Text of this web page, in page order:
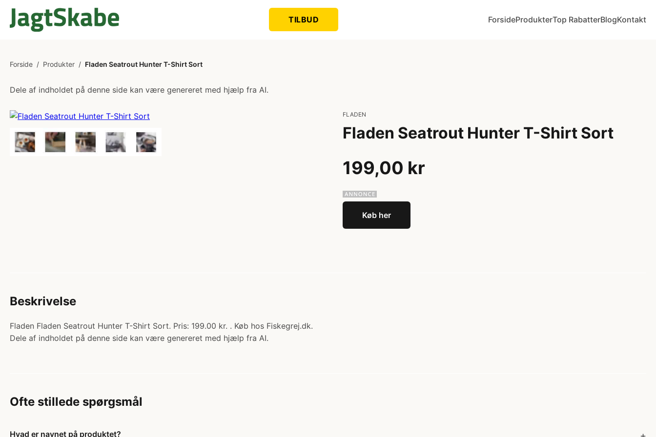
TILBUD ForsideProdukterTop RabatterBlogKontakt
Forside / Produkter / Fladen Seatrout Hunter T-Shirt Sort
Dele af indholdet på denne side kan være genereret med hjælp fra AI.
FLADEN
Fladen Seatrout Hunter T-Shirt Sort
199,00 kr
Køb her
Beskrivelse
Fladen Fladen Seatrout Hunter T-Shirt Sort. Pris: 199.00 kr. . Køb hos Fiskegrej.dk.
Dele af indholdet på denne side kan være genereret med hjælp fra AI.
Ofte stillede spørgsmål
Hvad er navnet på produktet?